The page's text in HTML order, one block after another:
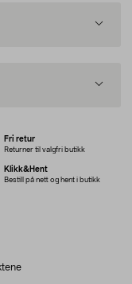
Fri retur
Returner til valgfri butikk
Klikk&Hent
Bestill på nett og hent i butikk